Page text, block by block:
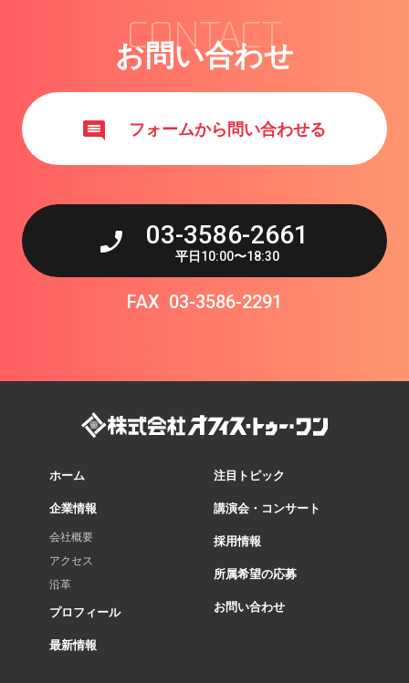
CONTACT
お問い合わせ
フォームから問い合わせる
03-3586-2661
平日10:00〜18:30
FAX 03-3586-2291
ホーム
企業情報
会社概要
アクセス
沿革
プロフィール
最新情報
注目トピック
講演会・コンサート
採用情報
所属希望の応募
お問い合わせ